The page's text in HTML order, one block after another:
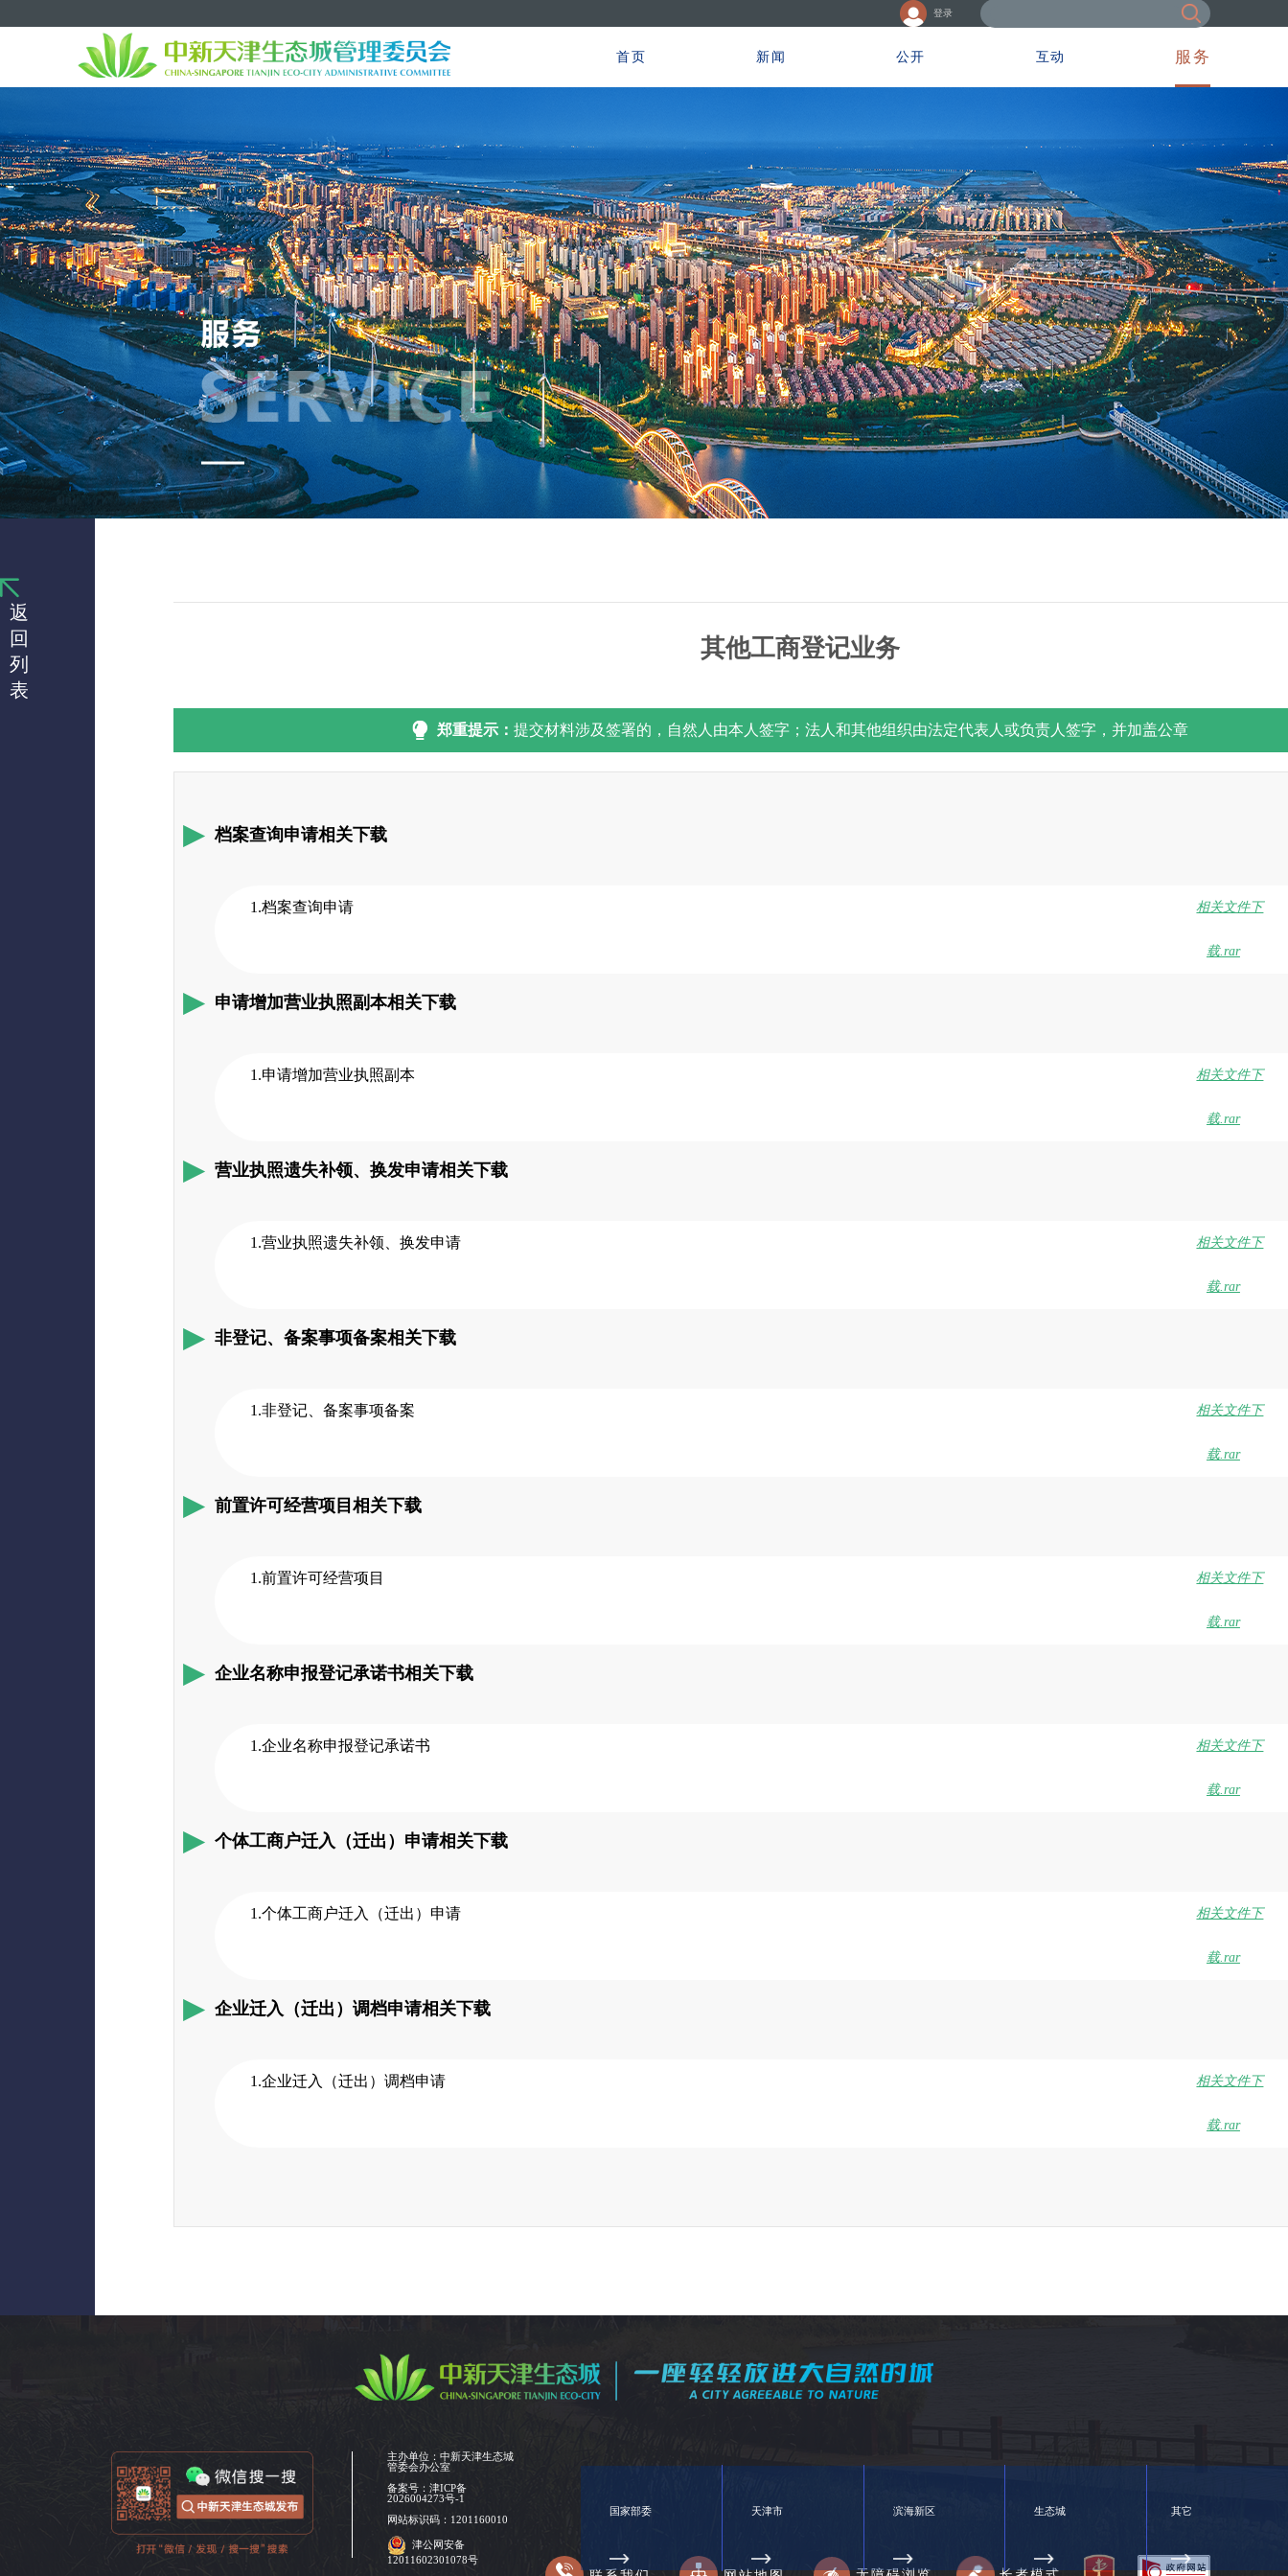
登录
首页 新闻 公开 互动 服务
返
回
列
表
其他工商登记业务
郑重提示：提交材料涉及签署的，自然人由本人签字；法人和其他组织由法定代表人或负责人签字，并加盖公章
档案查询申请相关下载
1.档案查询申请 相关文件下
载.rar
申请增加营业执照副本相关下载
1.申请增加营业执照副本 相关文件下
载.rar
营业执照遗失补领、换发申请相关下载
1.营业执照遗失补领、换发申请 相关文件下
载.rar
非登记、备案事项备案相关下载
1.非登记、备案事项备案 相关文件下
载.rar
前置许可经营项目相关下载
1.前置许可经营项目 相关文件下
载.rar
企业名称申报登记承诺书相关下载
1.企业名称申报登记承诺书 相关文件下
载.rar
个体工商户迁入（迁出）申请相关下载
1.个体工商户迁入（迁出）申请 相关文件下
载.rar
企业迁入（迁出）调档申请相关下载
1.企业迁入（迁出）调档申请 相关文件下
载.rar
主办单位：中新天津生态城
管委会办公室
备案号：津ICP备
2026004273号-1
网站标识码：1201160010
津公网安备
12011602301078号
国家部委 天津市 滨海新区 生态城 其它